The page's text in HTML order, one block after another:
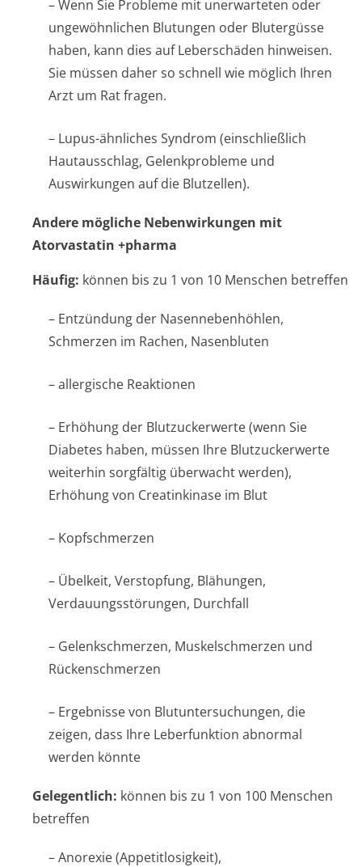
– Wenn Sie Probleme mit unerwarteten oder
ungewöhnlichen Blutungen oder Blutergüsse
haben, kann dies auf Leberschäden hinweisen.
Sie müssen daher so schnell wie möglich Ihren
Arzt um Rat fragen.
– Lupus-ähnliches Syndrom (einschließlich
Hautausschlag, Gelenkprobleme und
Auswirkungen auf die Blutzellen).
Andere mögliche Nebenwirkungen mit
Atorvastatin +pharma
Häufig: können bis zu 1 von 10 Menschen betreffen
– Entzündung der Nasennebenhöhlen,
Schmerzen im Rachen, Nasenbluten
– allergische Reaktionen
– Erhöhung der Blutzuckerwerte (wenn Sie
Diabetes haben, müssen Ihre Blutzuckerwerte
weiterhin sorgfältig überwacht werden),
Erhöhung von Creatinkinase im Blut
– Kopfschmerzen
– Übelkeit, Verstopfung, Blähungen,
Verdauungsstörun­gen, Durchfall
– Gelenkschmerzen, Muskelschmerzen und
Rückenschmerzen
– Ergebnisse von Blutuntersuchungen, die
zeigen, dass Ihre Leberfunktion abnormal
werden könnte
Gelegentlich: können bis zu 1 von 100 Menschen
betreffen
– Anorexie (Appetitlosigkeit),